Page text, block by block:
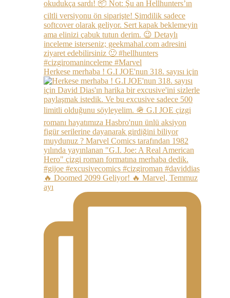
Herkese merhaba ! G.I JOE'nun 318. sayısı için
🔥 Doomed 2099 Geliyor! 🔥 Marvel, Temmuz
ayı